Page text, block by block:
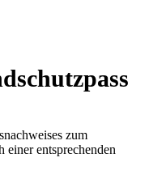
zum
einer entsprechenden